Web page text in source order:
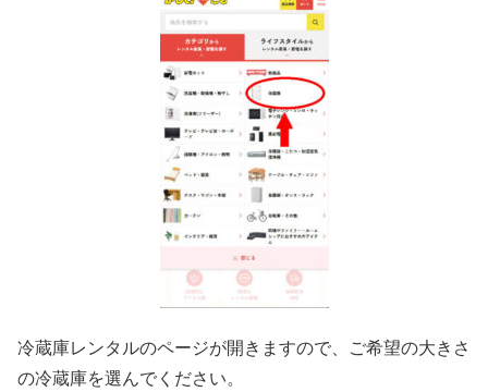
冷蔵庫レンタルのページが開きますので、ご希望の大きさ
の冷蔵庫を選んでください。